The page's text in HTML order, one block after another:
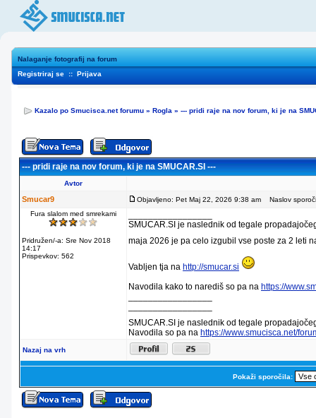
Nalaganje fotografij na forum
Registriraj se :: Prijava
Kazalo po Smucisca.net forumu » Rogla » --- pridi raje na nov forum, ki je na
--- pridi raje na nov forum, ki je na SMUCAR.SI ---
Avtor
Smucar9 Objavljeno: Pet Maj 22, 2026 9:38 am
Naslov
Fura slalom med smrekami
Pridružen/-a: Sre Nov 2018
14:17
Prispevkov: 562
SMUCAR.SI je naslednik od tegale
maja 2026 je pa celo izgubil vse poste za 2 leti
Vabljen tja na http://smucar.si
Navodila kako to narediš so pa na https://
SMUCAR.SI je naslednik od tegale
Navodila so pa na https://www.smucisca.net/
Nazaj na vrh
Pokaži sporočila: